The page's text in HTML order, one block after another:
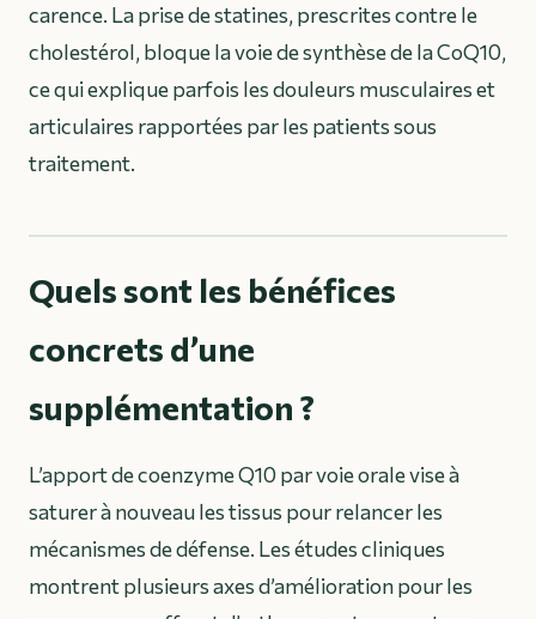
carence. La prise de statines, prescrites contre le
cholestérol, bloque la voie de synthèse de la CoQ10,
ce qui explique parfois les douleurs musculaires et
articulaires rapportées par les patients sous
traitement.
Quels sont les bénéfices
concrets d’une
supplémentation ?
L’apport de coenzyme Q10 par voie orale vise à
saturer à nouveau les tissus pour relancer les
mécanismes de défense. Les études cliniques
montrent plusieurs axes d’amélioration pour les